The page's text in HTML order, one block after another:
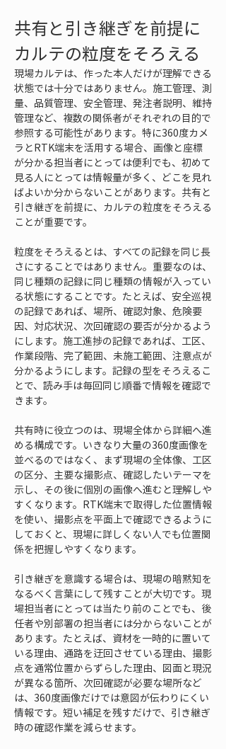
共有と引き継ぎを前提に
カルテの粒度をそろえる
現場カルテは、作った本人だけが理解できる
状態では十分ではありません。施工管理、測
量、品質管理、安全管理、発注者説明、維持
管理など、複数の関係者がそれぞれの目的で
参照する可能性があります。特に360度カメ
ラとRTK端末を活用する場合、画像と座標
が分かる担当者にとっては便利でも、初めて
見る人にとっては情報量が多く、どこを見れ
ばよいか分からないことがあります。共有と
引き継ぎを前提に、カルテの粒度をそろえる
ことが重要です。
粒度をそろえるとは、すべての記録を同じ長
さにすることではありません。重要なのは、
同じ種類の記録に同じ種類の情報が入ってい
る状態にすることです。たとえば、安全巡視
の記録であれば、場所、確認対象、危険要
因、対応状況、次回確認の要否が分かるよう
にします。施工進捗の記録であれば、工区、
作業段階、完了範囲、未施工範囲、注意点が
分かるようにします。記録の型をそろえるこ
とで、読み手は毎回同じ順番で情報を確認で
きます。
共有時に役立つのは、現場全体から詳細へ進
める構成です。いきなり大量の360度画像を
並べるのではなく、まず現場の全体像、工区
の区分、主要な撮影点、確認したいテーマを
示し、その後に個別の画像へ進むと理解しや
すくなります。RTK端末で取得した位置情報
を使い、撮影点を平面上で確認できるように
しておくと、現場に詳しくない人でも位置関
係を把握しやすくなります。
引き継ぎを意識する場合は、現場の暗黙知を
なるべく言葉にして残すことが大切です。現
場担当者にとっては当たり前のことでも、後
任者や別部署の担当者には分からないことが
あります。たとえば、資材を一時的に置いて
いる理由、通路を迂回させている理由、撮影
点を通常位置からずらした理由、図面と現況
が異なる箇所、次回確認が必要な場所など
は、360度画像だけでは意図が伝わりにくい
情報です。短い補足を残すだけで、引き継ぎ
時の確認作業を減らせます。